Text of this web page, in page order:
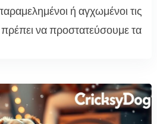
ή αγχωμένοι τις
πρέπει να προστατεύσουμε τα